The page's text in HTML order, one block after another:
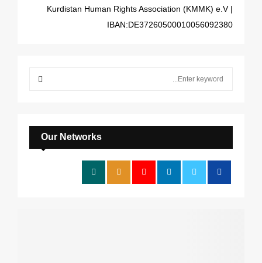
| Kurdistan Human Rights Association (KMMK) e.V
IBAN:DE37260500010056092380
f
o
:
E
A
Our Networks